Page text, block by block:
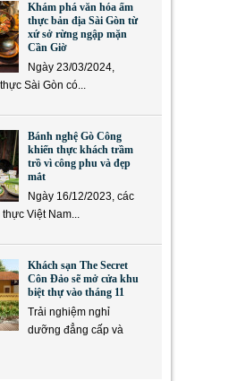
Khám phá văn hóa ẩm
thực bản địa Sài Gòn từ
xứ sở rừng ngập mặn
Cần Giờ
Ngày 23/03/2024,
Sài Gòn có...
Bánh nghệ Gò Công
khiến thực khách trầm
trồ vì công phu và đẹp
mắt
Ngày 16/12/2023, các
Việt Nam...
Khách sạn The Secret
Côn Đảo sẽ mở cửa khu
biệt thự vào tháng 11
Trải nghiệm nghỉ
dưỡng đẳng cấp và